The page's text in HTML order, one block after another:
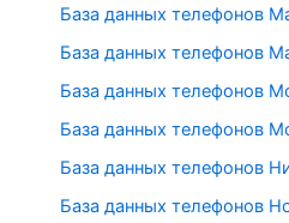
База данных телефонов
База данных телефонов
База данных телефонов
База данных телефонов
База данных телефонов
База данных телефонов